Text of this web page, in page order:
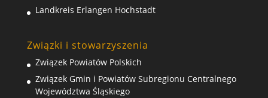
Landkreis Erlangen Hochstadt
Związki i stowarzyszenia
Związek Powiatów Polskich
Związek Gmin i Powiatów Subregionu Centralnego
Województwa Śląskiego